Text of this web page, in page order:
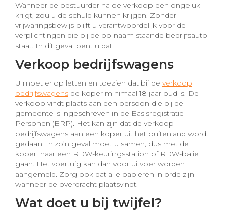
Wanneer de bestuurder na de verkoop een ongeluk
krijgt, zou u de schuld kunnen krijgen. Zonder
vrijwaringsbewijs blijft u verantwoordelijk voor de
verplichtingen die bij de op naam staande bedrijfsauto
staat. In dit geval bent u dat.
Verkoop bedrijfswagens
U moet er op letten en toezien dat bij de verkoop
bedrijfswagens de koper minimaal 18 jaar oud is. De
verkoop vindt plaats aan een persoon die bij de
gemeente is ingeschreven in de Basisregistratie
Personen (BRP). Het kan zijn dat de verkoop
bedrijfswagens aan een koper uit het buitenland wordt
gedaan. In zo’n geval moet u samen, dus met de
koper, naar een RDW-keuringsstation of RDW-balie
gaan. Het voertuig kan dan voor uitvoer worden
aangemeld. Zorg ook dat alle papieren in orde zijn
wanneer de overdracht plaatsvindt.
Wat doet u bij twijfel?